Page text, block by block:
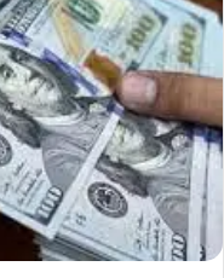
ر
ي
د
ا
إ
ك
ت
ر